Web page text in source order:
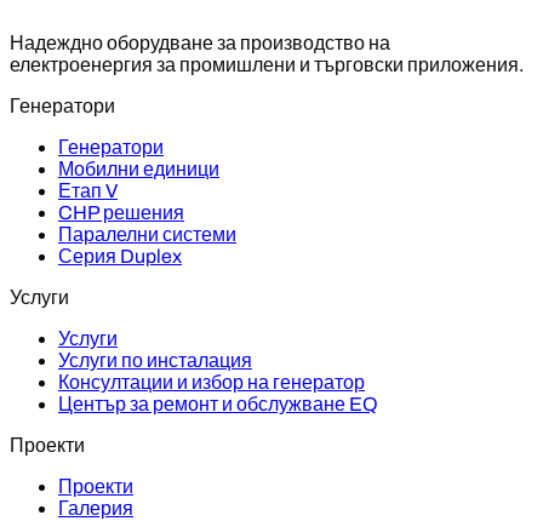
Надеждно оборудване за производство на
електроенергия за промишлени и търговски приложения.
Генератори
Генератори
Мобилни единици
Етап V
CHP решения
Паралелни системи
Серия Duplex
Услуги
Услуги
Услуги по инсталация
Консултации и избор на генератор
Център за ремонт и обслужване EQ
Проекти
Проекти
Галерия